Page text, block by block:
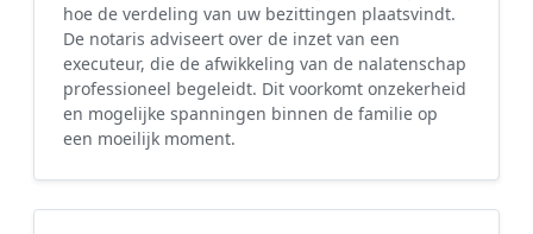
hoe de verdeling van uw bezittingen plaatsvindt.
De notaris adviseert over de inzet van een
executeur, die de afwikkeling van de nalatenschap
professioneel begeleidt. Dit voorkomt onzekerheid
en mogelijke spanningen binnen de familie op
een moeilijk moment.